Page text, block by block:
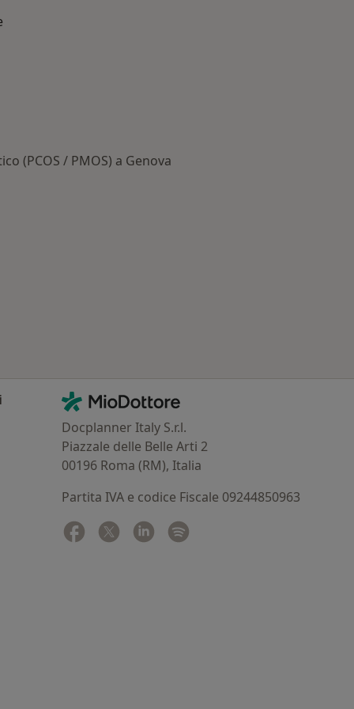
(PCOS / PMOS) a Genova
Contatti
MioDottore - Homepage
Docplanner Italy S.r.l.
Piazzale delle Belle Arti 2
00196 Roma (RM), Italia
Partita IVA e codice Fiscale 09244850963
Facebook
si apre in una nuova scheda
Twitter
si apre in una nuova scheda
Linkedin
si apre in una nuova scheda